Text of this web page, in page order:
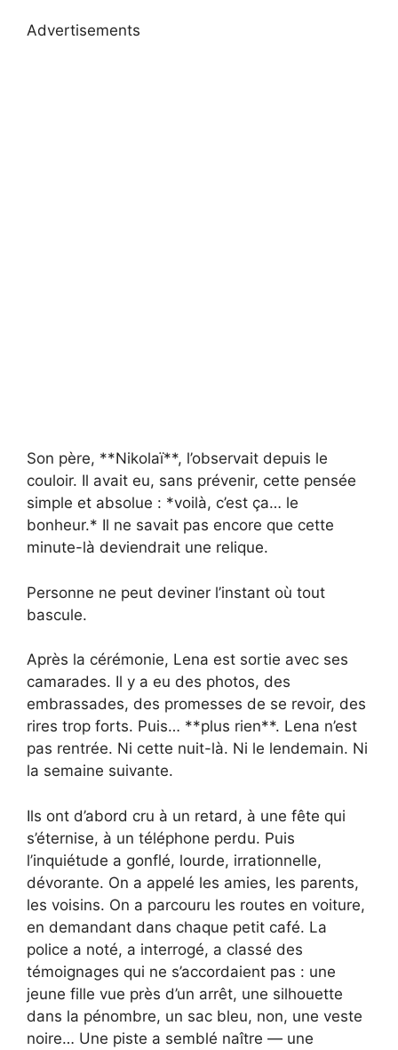
Advertisements
Son père, **Nikolaï**, l’observait depuis le
couloir. Il avait eu, sans prévenir, cette pensée
simple et absolue : *voilà, c’est ça… le
bonheur.* Il ne savait pas encore que cette
minute-là deviendrait une relique.
Personne ne peut deviner l’instant où tout
bascule.
Après la cérémonie, Lena est sortie avec ses
camarades. Il y a eu des photos, des
embrassades, des promesses de se revoir, des
rires trop forts. Puis… **plus rien**. Lena n’est
pas rentrée. Ni cette nuit-là. Ni le lendemain. Ni
la semaine suivante.
Ils ont d’abord cru à un retard, à une fête qui
s’éternise, à un téléphone perdu. Puis
l’inquiétude a gonflé, lourde, irrationnelle,
dévorante. On a appelé les amies, les parents,
les voisins. On a parcouru les routes en voiture,
en demandant dans chaque petit café. La
police a noté, a interrogé, a classé des
témoignages qui ne s’accordaient pas : une
jeune fille vue près d’un arrêt, une silhouette
dans la pénombre, un sac bleu, non, une veste
noire… Une piste a semblé naître — une